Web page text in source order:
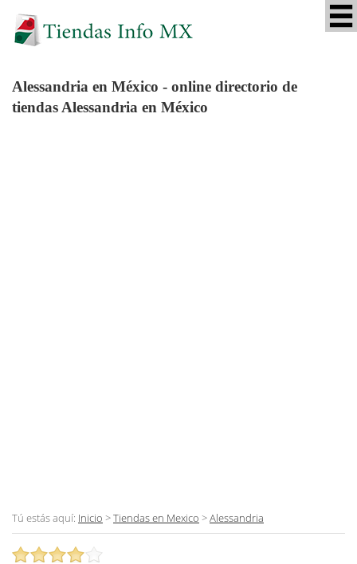
Alessandria en México - online directorio de
tiendas Alessandria en México
Tú estás aquí: Inicio >Tiendas en Mexico >Alessandria